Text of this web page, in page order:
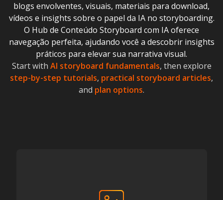
blogs envolventes, visuais, materiais para download,
vídeos e insights sobre o papel da IA no storyboarding.
O Hub de Conteúdo Storyboard com IA oferece
navegação perfeita, ajudando você a descobrir insights
práticos para elevar sua narrativa visual.
Start with AI storyboard fundamentals, then explore
step-by-step tutorials, practical storyboard articles,
and plan options.